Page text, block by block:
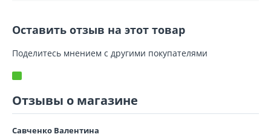
Оставить отзыв на этот товар
Поделитесь мнением с другими покупателями
Отзывы о магазине
Савченко Валентина